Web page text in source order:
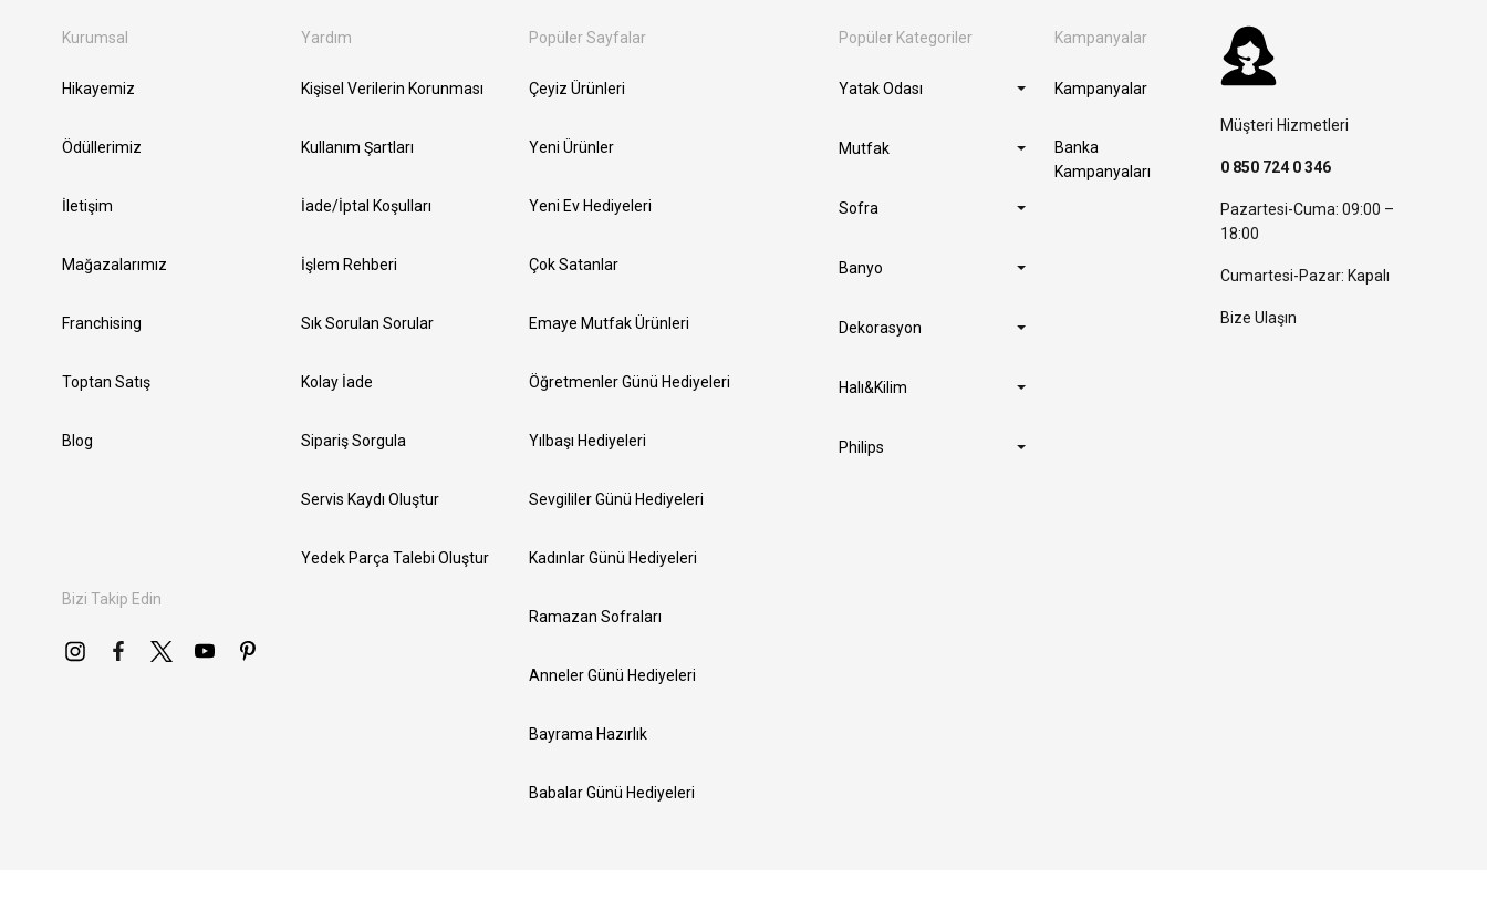
Kurumsal
Hikayemiz
Ödüllerimiz
İletişim
Mağazalarımız
Franchising
Toptan Satış
Blog
Bizi Takip Edin
Yardım
Kişisel Verilerin Korunması
Kullanım Şartları
İade/İptal Koşulları
İşlem Rehberi
Sık Sorulan Sorular
Kolay İade
Sipariş Sorgula
Servis Kaydı Oluştur
Yedek Parça Talebi Oluştur
Popüler Sayfalar
Çeyiz Ürünleri
Yeni Ürünler
Yeni Ev Hediyeleri
Çok Satanlar
Emaye Mutfak Ürünleri
Öğretmenler Günü Hediyeleri
Yılbaşı Hediyeleri
Sevgililer Günü Hediyeleri
Kadınlar Günü Hediyeleri
Ramazan Sofraları
Anneler Günü Hediyeleri
Bayrama Hazırlık
Babalar Günü Hediyeleri
Popüler Kategoriler
Yatak Odası
Mutfak
Sofra
Banyo
Dekorasyon
Halı&Kilim
Philips
Kampanyalar
Kampanyalar
Banka
Kampanyaları
Müşteri Hizmetleri
0 850 724 0 346
Pazartesi-Cuma: 09:00 –
18:00
Cumartesi-Pazar: Kapalı
Bize Ulaşın